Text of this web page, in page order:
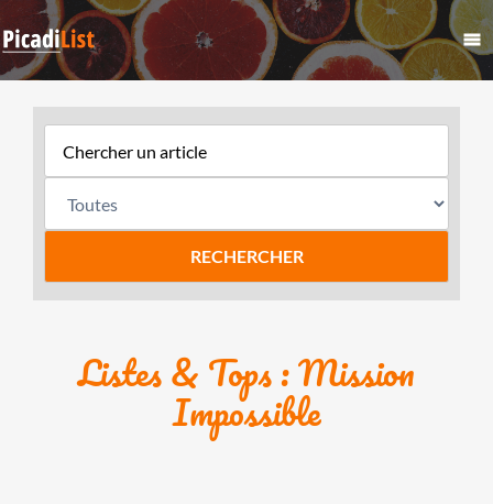
Listes & Tops : Mission
Impossible